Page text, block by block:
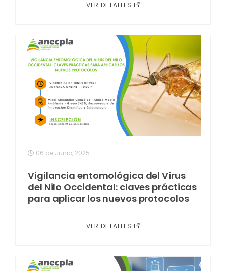
VER DETALLES
06 de Junio, 2025
Vigilancia entomológica del Virus
del Nilo Occidental: claves prácticas
para aplicar los nuevos protocolos
VER DETALLES